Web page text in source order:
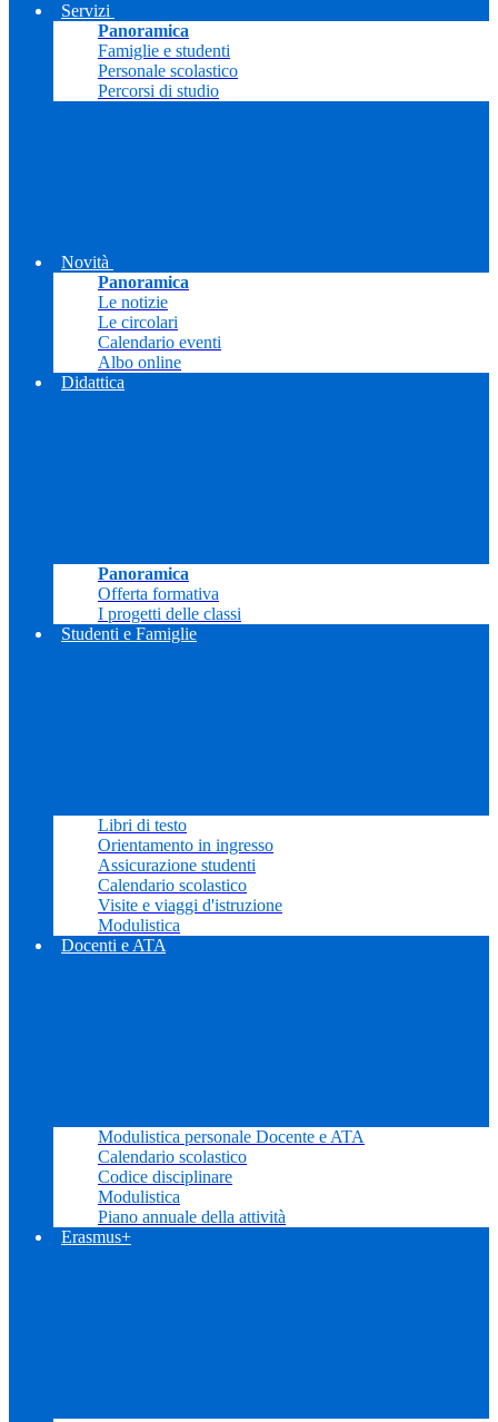
Servizi
Panoramica
Famiglie e studenti
Personale scolastico
Percorsi di studio
Novità
Panoramica
Le notizie
Le circolari
Calendario eventi
Albo online
Didattica
Panoramica
Offerta formativa
I progetti delle classi
Studenti e Famiglie
Libri di testo
Orientamento in ingresso
Assicurazione studenti
Calendario scolastico
Visite e viaggi d'istruzione
Modulistica
Docenti e ATA
Modulistica personale Docente e ATA
Calendario scolastico
Codice disciplinare
Modulistica
Piano annuale della attività
Erasmus+